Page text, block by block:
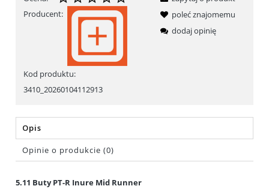
Producent:
Kod produktu:
3410_20260104112913
poleć znajomemu
dodaj opinię
Opis
Opinie o produkcie (0)
5.11 Buty PT-R Inure Mid Runner